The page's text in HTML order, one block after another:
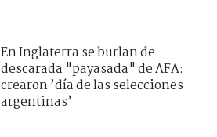
En Inglaterra se burlan de
descarada "payasada" de AFA:
crearon ’día de las selecciones
argentinas’